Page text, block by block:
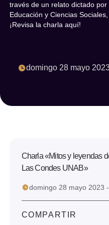
Seleccionar categoría
través de un relato dictado
Educación y Ciencias
¡Revisa la charla aquí!
domingo 28 mayo
Charla «Mitos y leyendas
Las Condes UNAB»
domingo 28 mayo 2023
COMPARTIR